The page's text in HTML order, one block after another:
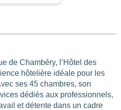
de Chambéry, l’Hôtel des
hôtelière idéale pour les
ses 45 chambres, son
dédiés aux professionnels,
et détente dans un cadre